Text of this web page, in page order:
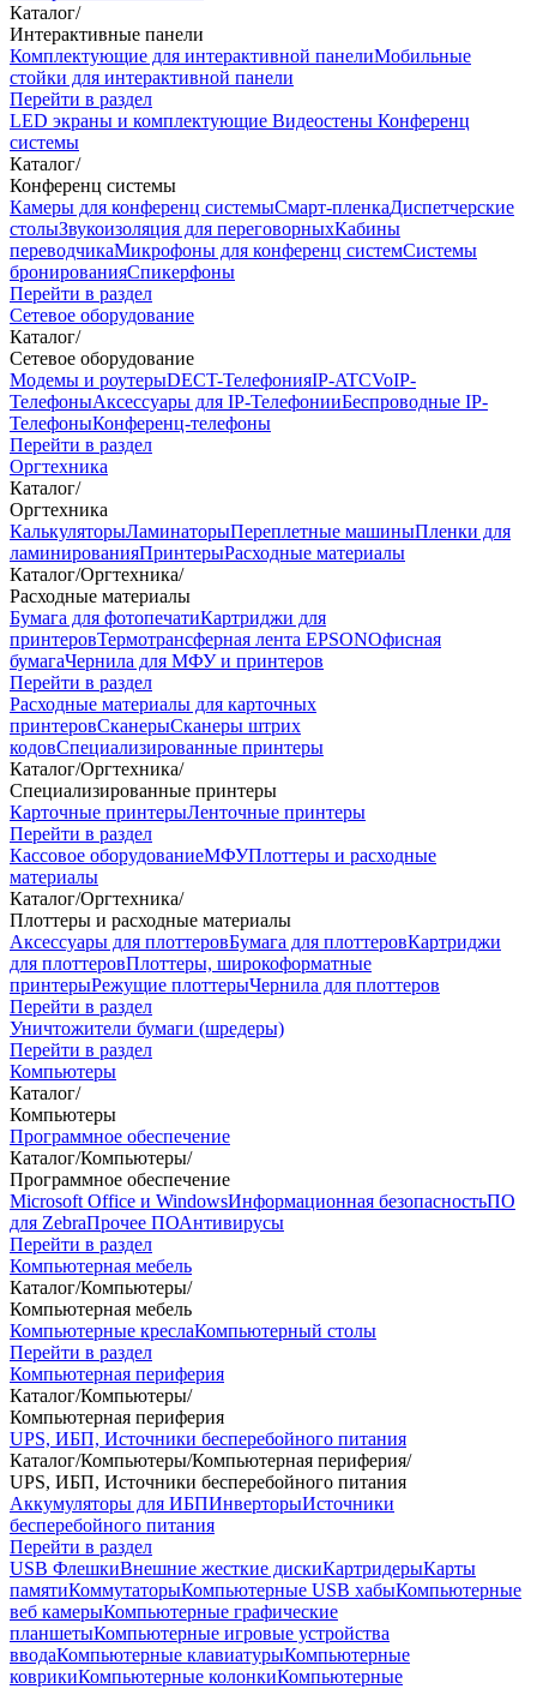
Каталог/
Интерактивные панели
Комплектующие для интерактивной панелиМобильные
стойки для интерактивной панели
Перейти в раздел
LED экраны и комплектующие Видеостены Конференц
системы
Каталог/
Конференц системы
Камеры для конференц системыCмарт-пленкаДиспетчерские
столыЗвукоизоляция для переговорныхКабины
переводчикаМикрофоны для конференц системСистемы
бронированияСпикерфоны
Перейти в раздел
Сетевое оборудование
Каталог/
Сетевое оборудование
Модемы и роутерыDECT-ТелефонияIP-ATCVoIP-
ТелефоныАксессуары для IP-ТелефонииБеспроводные IP-
ТелефоныКонференц-телефоны
Перейти в раздел
Оргтехника
Каталог/
Оргтехника
КалькуляторыЛаминаторыПереплетные машиныПленки для
ламинированияПринтерыРасходные материалы
Каталог/Оргтехника/
Расходные материалы
Бумага для фотопечатиКартриджи для
принтеровТермотрансферная лента EPSONОфисная
бумагаЧернила для МФУ и принтеров
Перейти в раздел
Расходные материалы для карточных
принтеровСканерыСканеры штрих
кодовСпециализированные принтеры
Каталог/Оргтехника/
Специализированные принтеры
Карточные принтерыЛенточные принтеры
Перейти в раздел
Кассовое оборудованиеМФУПлоттеры и расходные
материалы
Каталог/Оргтехника/
Плоттеры и расходные материалы
Аксессуары для плоттеровБумага для плоттеровКартриджи
для плоттеровПлоттеры, широкоформатные
принтерыРежущие плоттерыЧернила для плоттеров
Перейти в раздел
Уничтожители бумаги (шредеры)
Перейти в раздел
Компьютеры
Каталог/
Компьютеры
Программное обеспечение
Каталог/Компьютеры/
Программное обеспечение
Microsoft Office и WindowsИнформационная безопасностьПО
для ZebraПрочее ПОАнтивирусы
Перейти в раздел
Компьютерная мебель
Каталог/Компьютеры/
Компьютерная мебель
Компьютерные креслаКомпьютерный столы
Перейти в раздел
Компьютерная периферия
Каталог/Компьютеры/
Компьютерная периферия
UPS, ИБП, Источники бесперебойного питания
Каталог/Компьютеры/Компьютерная периферия/
UPS, ИБП, Источники бесперебойного питания
Аккумуляторы для ИБПИнверторыИсточники
бесперебойного питания
Перейти в раздел
USB ФлешкиВнешние жесткие дискиКартридерыКарты
памятиКоммутаторыКомпьютерные USB хабыКомпьютерные
веб камерыКомпьютерные графические
планшетыКомпьютерные игровые устройства
вводаКомпьютерные клавиатурыКомпьютерные
коврикиКомпьютерные колонкиКомпьютерные